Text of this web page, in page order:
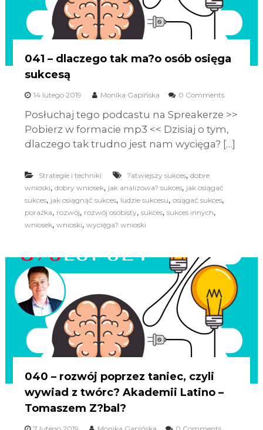
041 – dlaczego tak ma?o osób osięga
sukcesą
14 lutego 2019 Monika Gapińska 0 Comments
Posłuchaj tego podcastu na Spreakerze >>
Pobierz w formacie mp3 << Dzisiaj o tym,
dlaczego tak trudno jest nam wycięga? […]
Strategie i techniki ?atwiejszy sukces, dobre
wnioski, dobry wniosek, jak analizowa? sukces, jak osiągać
sukces, jak osiągnąć sukces, ludzie sukcesu, osiągać sukces,
porażka, rozwój, rozwój osobisty, sukces, sukces innych,
wniosek, wnioski, wycięga? wnioski
040 – rozwój poprzez taniec, czyli
wywiad z twórc? Akademii Latino –
Tomaszem Z?bal?